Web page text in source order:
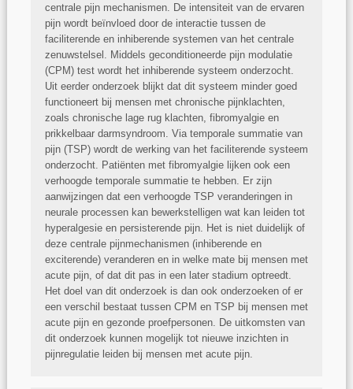
centrale pijn mechanismen. De intensiteit van de ervaren
pijn wordt beïnvloed door de interactie tussen de
faciliterende en inhiberende systemen van het centrale
zenuwstelsel. Middels geconditioneerde pijn modulatie
(CPM) test wordt het inhiberende systeem onderzocht.
Uit eerder onderzoek blijkt dat dit systeem minder goed
functioneert bij mensen met chronische pijnklachten,
zoals chronische lage rug klachten, fibromyalgie en
prikkelbaar darmsyndroom. Via temporale summatie van
pijn (TSP) wordt de werking van het faciliterende systeem
onderzocht. Patiënten met fibromyalgie lijken ook een
verhoogde temporale summatie te hebben. Er zijn
aanwijzingen dat een verhoogde TSP veranderingen in
neurale processen kan bewerkstelligen wat kan leiden tot
hyperalgesie en persisterende pijn. Het is niet duidelijk of
deze centrale pijnmechanismen (inhiberende en
exciterende)veranderen en in welke mate bij mensen met
acute pijn, of dat dit pas in een later stadium optreedt.
Het doel van dit onderzoek is dan ook onderzoeken of er
een verschil bestaat tussen CPM en TSP bij mensen met
acute pijn en gezonde proefpersonen. De uitkomsten van
dit onderzoek kunnen mogelijk tot nieuwe inzichten in
pijnregulatie leiden bij mensen met acute pijn.